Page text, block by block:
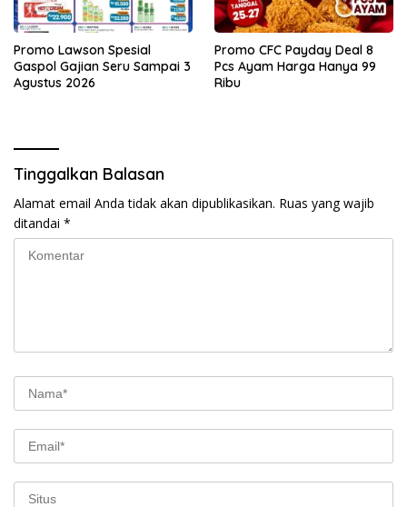
Promo Lawson Spesial
Gaspol Gajian Seru Sampai 3
Agustus 2026
Promo CFC Payday Deal 8
Pcs Ayam Harga Hanya 99
Ribu
Tinggalkan Balasan
Alamat email Anda tidak akan dipublikasikan. Ruas yang wajib
ditandai *